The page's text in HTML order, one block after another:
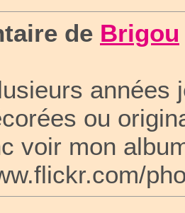
de Brigou
années
ou
voir mon